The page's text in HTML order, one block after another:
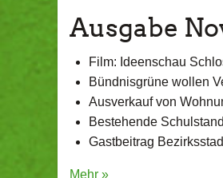
Ausgabe
Film: Ideenschau
Bündnisgrüne wollen
Ausverkauf von
Bestehende
Gastbeitrag
Mehr »